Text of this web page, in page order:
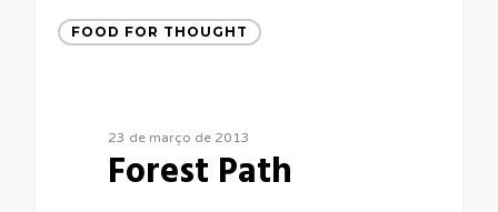
FOOD FOR THOUGHT
23 de março de 2013
Forest Path